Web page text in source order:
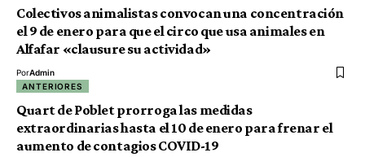
Colectivos animalistas convocan una concentración
el 9 de enero para que el circo que usa animales en
Alfafar «clausure su actividad»
PorAdmin
ANTERIORES
Quart de Poblet prorroga las medidas
extraordinarias hasta el 10 de enero para frenar el
aumento de contagios COVID-19